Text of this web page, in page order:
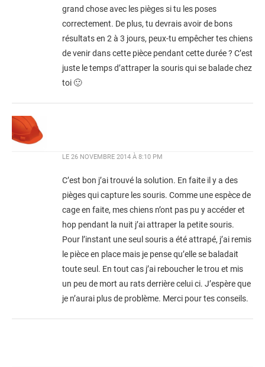
grand chose avec les pièges si tu les poses
correctement. De plus, tu devrais avoir de bons
résultats en 2 à 3 jours, peux-tu empêcher tes chiens
de venir dans cette pièce pendant cette durée ? C’est
juste le temps d’attraper la souris qui se balade chez
toi 🙂
LE 26 NOVEMBRE 2014 À 8:10 PM
C’est bon j’ai trouvé la solution. En faite il y a des
pièges qui capture les souris. Comme une espèce de
cage en faite, mes chiens n’ont pas pu y accéder et
hop pendant la nuit j’ai attraper la petite souris.
Pour l’instant une seul souris a été attrapé, j’ai remis
le pièce en place mais je pense qu’elle se baladait
toute seul. En tout cas j’ai reboucher le trou et mis
un peu de mort au rats derrière celui ci. J’espère que
je n’aurai plus de problème. Merci pour tes conseils.